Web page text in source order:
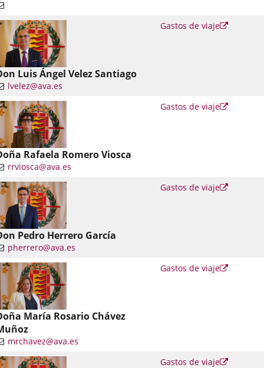
Luis Ángel Velez Santiago
lvelez@ava.es
Gastos de viaje
Enlace
Rafaela Romero Viosca
rrviosca@ava.es
Gastos de viaje
Enlace
Pedro Herrero García
pherrero@ava.es
Gastos de viaje
Enlace
María Rosario Chávez
mrchavez@ava.es
Gastos de viaje
Enlace
Gastos de viaje
Enlace